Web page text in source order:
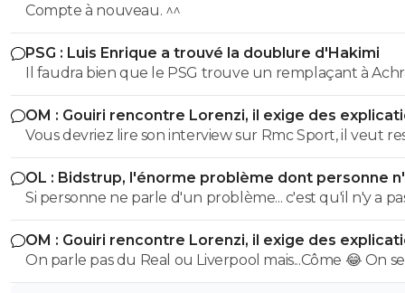
Compte à nouveau. ^^
PSG : Luis Enrique a trouvé la doublure d'Hakimi
Il faudra bien que le PSG trouve un remplaçant à
Hakimi... vu qu'il risque de se retrouver en prison pour
durant cette saison.
OM : Gouiri rencontre Lorenzi, il exige des
Vous devriez lire son interview sur Rmc Sport, il veut
l'OM et n'a pas l'intention de partir.
OL : Bidstrup, l'énorme problème dont personne
parler
Si personne ne parle d'un problème... c'est qu'il n'y a
problème. ^^
OM : Gouiri rencontre Lorenzi, il exige des
On parle pas du Real ou Liverpool mais...Côme 😂 On
mec qui souhaite absolument partir de ce club de